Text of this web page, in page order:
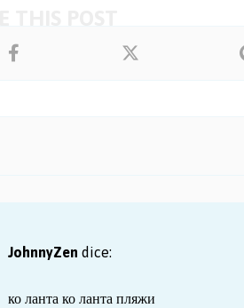
JohnnyZen dice:
ко ланта ко ланта пляжи